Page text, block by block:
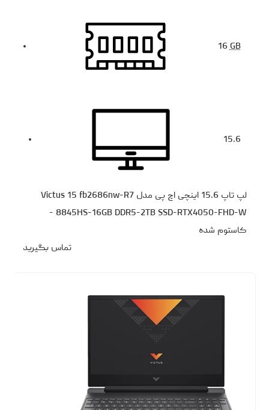
16GB
15.6
لپ تاپ 15.6 اینچی اچ‌ پی مدل Victus 15 fb2686nw-R7
8845HS-16GB DDR5-2TB SSD-RTX4050-FHD-W -
کاستوم شده
تماس بگیرید